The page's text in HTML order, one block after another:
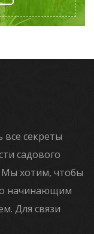
все секреты
садового
Мы хотим, чтобы
начинающим
Для связи